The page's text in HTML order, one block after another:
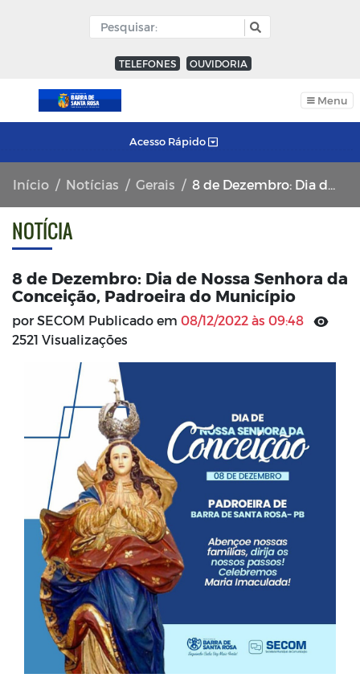
TELEFONES OUVIDORIA
Menu
Acesso Rápido
Início Notícias Gerais 8 de Dezembro: Dia de Nossa Senhora da Conceição, Padroeira do Município
NOTÍCIA
8 de Dezembro: Dia de Nossa Senhora da
Conceição, Padroeira do Município
por SECOM Publicado em 08/12/2022 às 09:48
2521 Visualizações